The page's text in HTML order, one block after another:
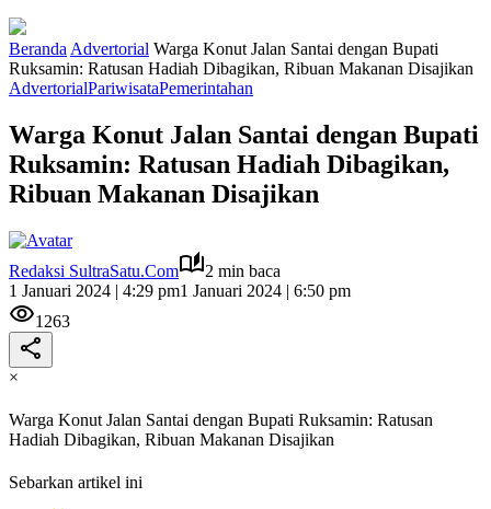
Beranda Advertorial Warga Konut Jalan Santai dengan Bupati
Ruksamin: Ratusan Hadiah Dibagikan, Ribuan Makanan Disajikan
AdvertorialPariwisataPemerintahan
Warga Konut Jalan Santai dengan Bupati
Ruksamin: Ratusan Hadiah Dibagikan,
Ribuan Makanan Disajikan
Redaksi SultraSatu.Com
2 min baca
1 Januari 2024 | 4:29 pm1 Januari 2024 | 6:50 pm
1263
×
Warga Konut Jalan Santai dengan Bupati Ruksamin: Ratusan
Hadiah Dibagikan, Ribuan Makanan Disajikan
Sebarkan artikel ini